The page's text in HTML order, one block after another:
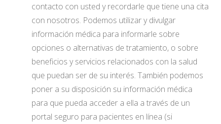
contacto con usted y recordarle que tiene una cita
con nosotros. Podemos utilizar y divulgar
información médica para informarle sobre
opciones o alternativas de tratamiento, o sobre
beneficios y servicios relacionados con la salud
que puedan ser de su interés. También podemos
poner a su disposición su información médica
para que pueda acceder a ella a través de un
portal seguro para pacientes en línea (si